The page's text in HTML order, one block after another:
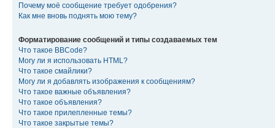
Почему моё сообщение требует одобрения?
Как мне вновь поднять мою тему?
Форматирование сообщений и типы создаваемых тем
Что такое BBCode?
Могу ли я использовать HTML?
Что такое смайлики?
Могу ли я добавлять изображения к сообщениям?
Что такое важные объявления?
Что такое объявления?
Что такое прилепленные темы?
Что такое закрытые темы?